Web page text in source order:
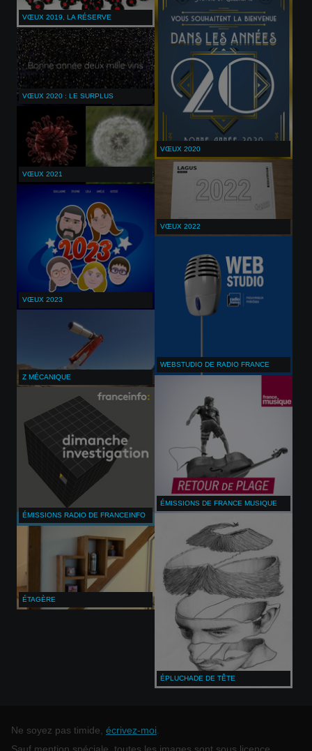
VŒUX 2019, LA RÉSERVE
VŒUX 2020
VŒUX 2020 : LE SURPLUS
VŒUX 2021
VŒUX 2022
VŒUX 2023
WEBSTUDIO DE RADIO FRANCE
Z MÉCANIQUE
ÉMISSIONS DE FRANCE MUSIQUE
ÉMISSIONS RADIO DE FRANCEINFO
ÉPLUCHADE DE TÊTE
ÉTAGÈRE
Ne soyez pas timide, écrivez-moi.